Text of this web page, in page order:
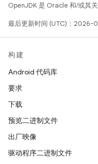
OpenJDK 是 Oracle 和/或其关
最后更新时间 (UTC)：2026-
构建
Android 代码库
要求
下载
预览二进制文件
出厂映像
驱动程序二进制文件